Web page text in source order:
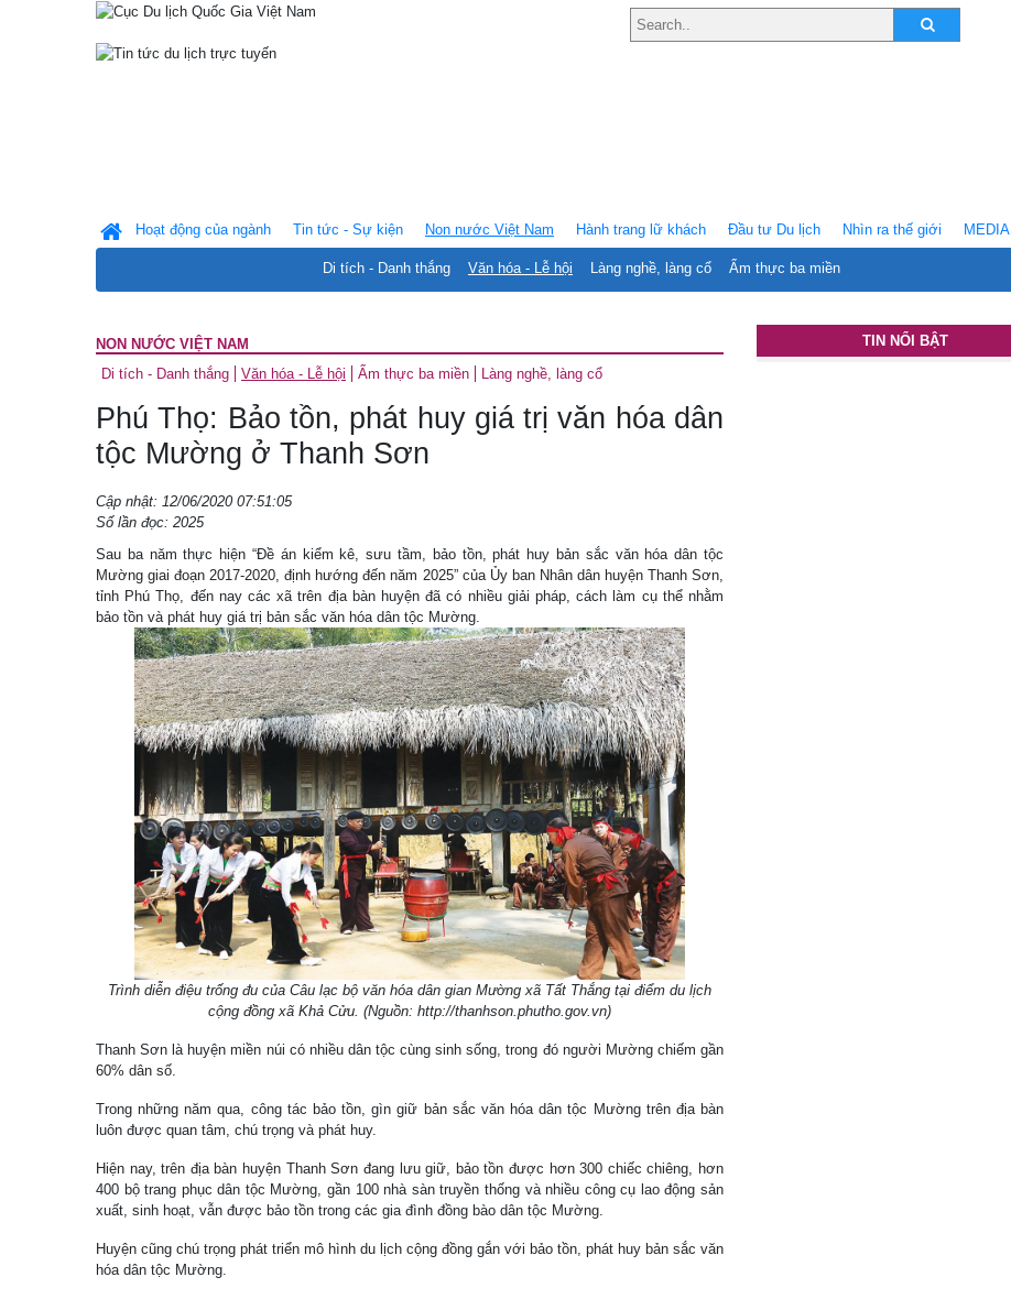
Hoạt động của ngành Tin tức - Sự kiện Non nước Việt Nam
Di tích - Danh thắng Văn hóa - Lễ hội Làng nghề, làng cổ Ẩm thực ba miền
Hành trang lữ khách Ðầu tư Du lịch Nhìn ra thế giới MEDIA
NON NƯỚC VIỆT NAM
Di tích - Danh thắng
Văn hóa - Lễ hội Ẩm thực ba miền Làng nghề, làng cổ
Phú Thọ: Bảo tồn, phát huy giá trị văn hóa dân
tộc Mường ở Thanh Sơn
Cập nhật: 12/06/2020 07:51:05
Số lần đọc: 2025
Sau ba năm thực hiện “Đề án kiểm kê, sưu tầm, bảo tồn, phát huy bản sắc văn hóa dân tộc
Mường giai đoạn 2017-2020, định hướng đến năm 2025” của Ủy ban Nhân dân huyện Thanh Sơn,
tỉnh Phú Thọ, đến nay các xã trên địa bàn huyện đã có nhiều giải pháp, cách làm cụ thể nhằm
bảo tồn và phát huy giá trị bản sắc văn hóa dân tộc Mường.
Trình diễn điệu trống đu của Câu lạc bộ văn hóa dân gian Mường xã Tất Thắng tại điểm du lịch
cộng đồng xã Khả Cửu. (Nguồn: http://thanhson.phutho.gov.vn)
Thanh Sơn là huyện miền núi có nhiều dân tộc cùng sinh sống, trong đó người Mường chiếm gần
60% dân số.
Trong những năm qua, công tác bảo tồn, gìn giữ bản sắc văn hóa dân tộc Mường trên địa bàn
luôn được quan tâm, chú trọng và phát huy.
Hiện nay, trên địa bàn huyện Thanh Sơn đang lưu giữ, bảo tồn được hơn 300 chiếc chiêng, hơn
400 bộ trang phục dân tộc Mường, gần 100 nhà sàn truyền thống và nhiều công cụ lao động sản
xuất, sinh hoạt, vẫn được bảo tồn trong các gia đình đồng bào dân tộc Mường.
Huyện cũng chú trọng phát triển mô hình du lịch cộng đồng gắn với bảo tồn, phát huy bản sắc văn
hóa dân tộc Mường.
TIN NỔI BẬT